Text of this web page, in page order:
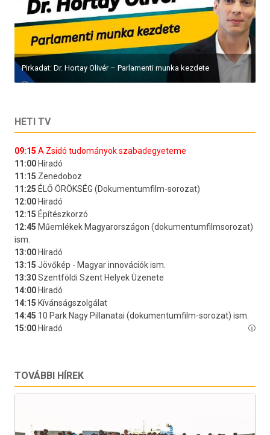
Pirkadat: Dr. Hortay Olivér – Parlamenti munka kezdete
HETI TV
TOVÁBBI HÍREK